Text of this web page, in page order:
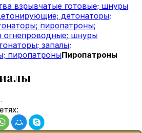
взрывчатые готовые; шнуры
детонаторы;
пиропатроны;
шнуры
запалы;
пиропатроныПиропатроны